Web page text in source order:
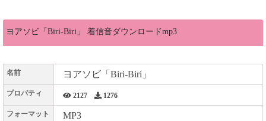
ヨアソビ「Biri-Biri」 着信音ダウンロードmp3
名前 ヨアソビ「Biri-Biri」
プロパティ 2127 1276
フォーマット MP3